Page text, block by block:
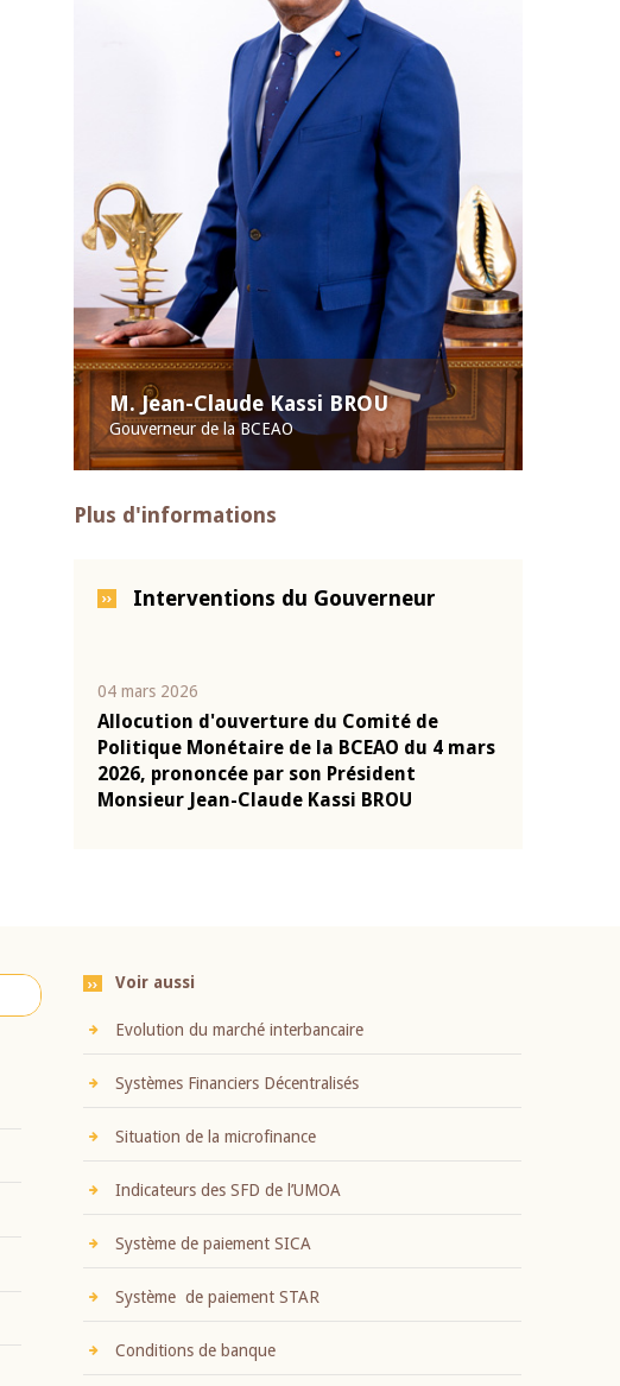
M. Jean-Claude Kassi BROU
Gouverneur de la BCEAO
Plus d'informations
Interventions du Gouverneur
04 mars 2026
Allocution d'ouverture du Comité de
Politique Monétaire de la BCEAO du 4 mars
2026, prononcée par son Président
Monsieur Jean-Claude Kassi BROU
Voir aussi
Evolution du marché interbancaire
Systèmes Financiers Décentralisés
Situation de la microfinance
Indicateurs des SFD de l’UMOA
Système de paiement SICA
Système de paiement STAR
Conditions de banque